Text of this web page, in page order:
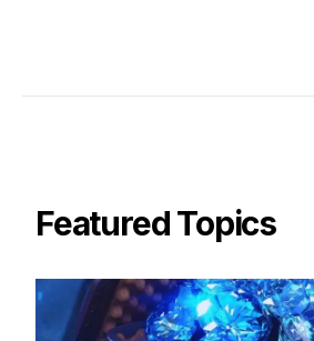
Featured Topics